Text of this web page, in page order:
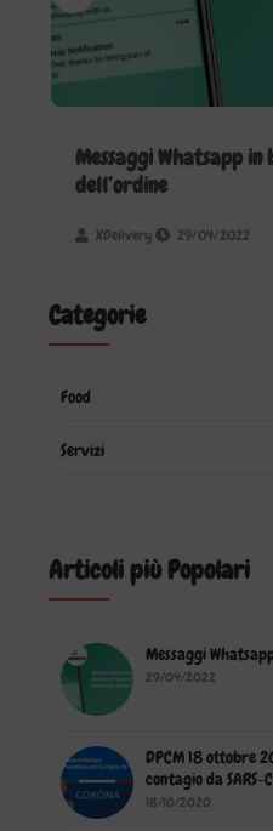
Messaggi Whatsapp
dell’ordine
XDelivery 29/04/2022
Categorie
Food
Servizi
Articoli più Popolari
Messaggi
29/04/2022
DPCM 18 ottobre
contagio da SARS-
18/10/2020